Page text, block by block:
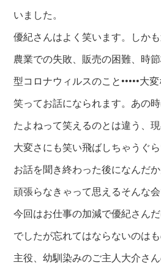
いました。
優紀さんはよく笑います。しか
農業での失敗、販売の困難、時
型コロナウィルスのこと•••••大
笑ってお話になられます。あの
たよねって笑えるのとは違う、
大変さにも笑い飛ばしちゃうぐら
お話を聞き終わった後になんだ
頑張らなきゃって思えるそんな会
今回はお仕事の加減で優紀さん
でしたが忘れてはならないのは
主役、幼馴染みのご主人大介さ